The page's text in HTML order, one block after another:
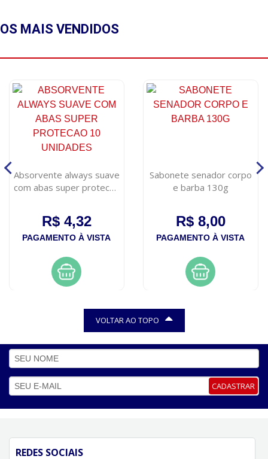
OS MAIS VENDIDOS
Absorvente always suave
com abas super protecao
R$ 4,32
PAGAMENTO À VISTA
Sabonete senador corpo
e barba 130g
R$ 8,00
PAGAMENTO À VISTA
VOLTAR AO TOPO
CADASTRAR
REDES SOCIAIS